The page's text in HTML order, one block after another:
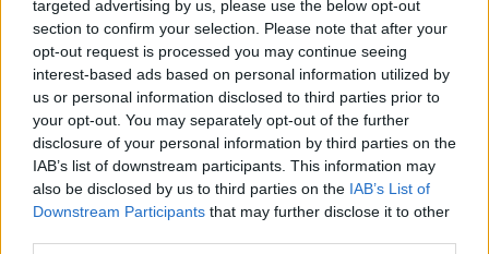
targeted advertising by us, please use the below opt-out
section to confirm your selection. Please note that after your
opt-out request is processed you may continue seeing
interest-based ads based on personal information utilized by
us or personal information disclosed to third parties prior to
your opt-out. You may separately opt-out of the further
disclosure of your personal information by third parties on the
IAB’s list of downstream participants. This information may
also be disclosed by us to third parties on the IAB’s List of
Downstream Participants that may further disclose it to other
un Gianni, insomma, tra quei Micheli. Mi sarei definitivamente
rivelato alla città e, insieme, alla nazione.
C’ero: ne fui orgoglioso. Peccato non averlo conservato. Te l’avrei
mostrato!
Dimenticavo: l’immagine non rende, l’ho fatta fare all’intelligenza
artificiale. E questo mi ricorda che non ho mai scattato una foto al
mio elenco telefonico… ho fatto male!
Gianni Micheli